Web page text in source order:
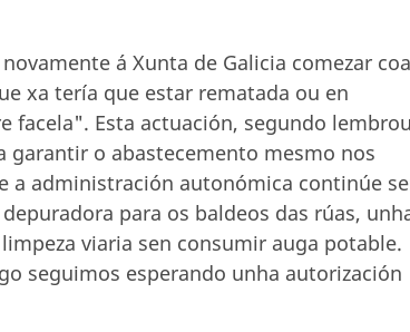
á Xunta de Galicia comezar coa
xa tería que estar rematada ou en
Esta actuación, segundo
o abastecemento mesmo nos
a administración autonómica continúe
para os baldeos das rúas,
viaria sen consumir auga potable.
seguimos esperando unha autorización